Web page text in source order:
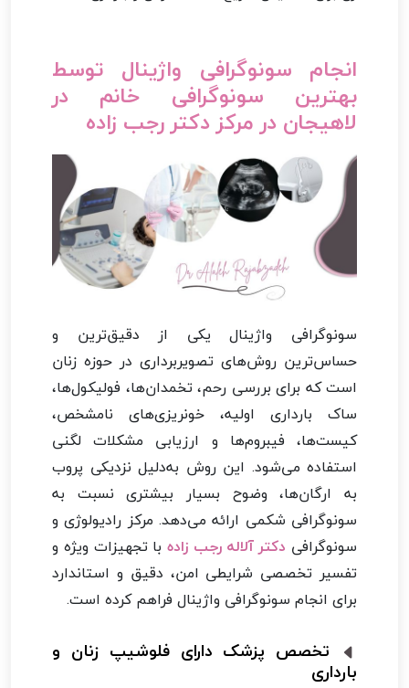
انجام سونوگرافی واژینال توسط
بهترین سونوگرافی خانم در
لاهیجان در مرکز دکتر رجب زاده
سونوگرافی واژینال یکی از دقیق‌ترین و
حساس‌ترین روش‌های تصویربرداری در حوزه زنان
است که برای بررسی رحم، تخمدان‌ها، فولیکول‌ها،
ساک بارداری اولیه، خونریزی‌های نامشخص،
کیست‌ها، فیبروم‌ها و ارزیابی مشکلات لگنی
استفاده می‌شود. این روش به‌دلیل نزدیکی پروب
به ارگان‌ها، وضوح بسیار بیشتری نسبت به
سونوگرافی شکمی ارائه می‌دهد. مرکز رادیولوژی و
سونوگرافی دکتر آلاله رجب زادهبا تجهیزات ویژه و
تفسیر تخصصی شرایطی امن، دقیق و استاندارد
برای انجام سونوگرافی واژینال فراهم کرده است.
تخصص پزشک دارای فلوشیپ زنان و
بارداری